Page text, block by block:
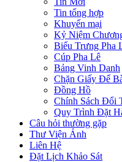
Tin tổng hợp
Khuyến mại
Kỷ Niệm
Biểu Trưng Pha
Cúp Pha Lê
Bảng Vinh Danh
Chặn Giấy Để
Đồng Hồ
Chính Sách Đổi
Quy Trình Đặt
Câu hỏi thường gặp
Thư Viện Ảnh
Liên Hệ
Đặt Lịch Khảo Sát